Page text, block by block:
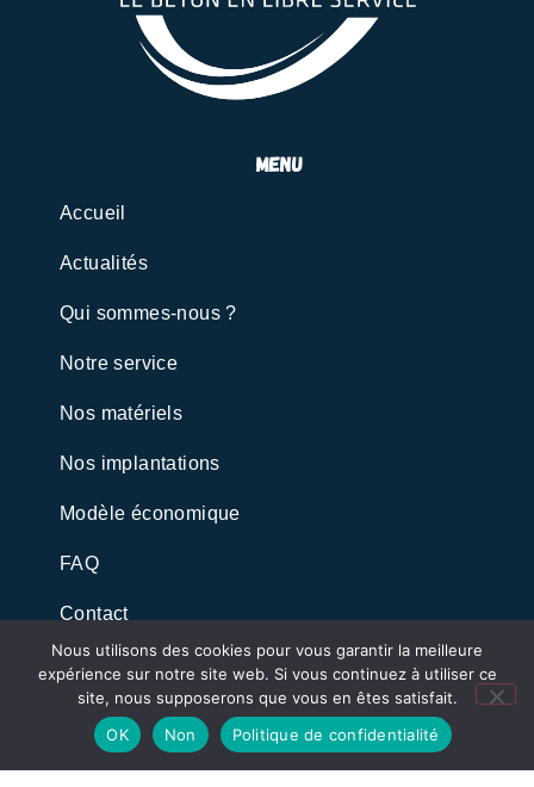
menu
Accueil
Actualités
Qui sommes-nous ?
Notre service
Nos matériels
Nos implantations
Modèle économique
FAQ
Contact
A propos
Nous contacter
Politique de confidentialité
Nous utilisons des cookies pour vous garantir la meilleure
expérience sur notre site web. Si vous continuez à utiliser ce
site, nous supposerons que vous en êtes satisfait.
OK
Non Politique de confidentialité